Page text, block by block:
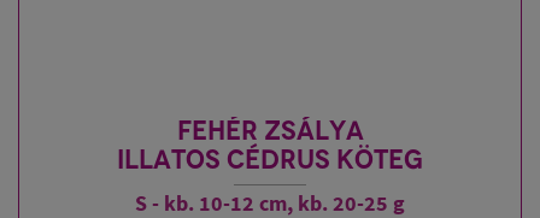
FEHÉR ZSÁLYA
ILLATOS CÉDRUS KÖTEG
S - kb. 10-12 cm, kb. 20-25 g